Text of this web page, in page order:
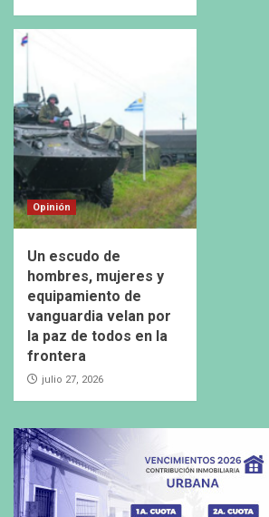
Opinión
Un escudo de
hombres, mujeres y
equipamiento de
vanguardia velan por
la paz de todos en la
frontera
julio 27, 2026